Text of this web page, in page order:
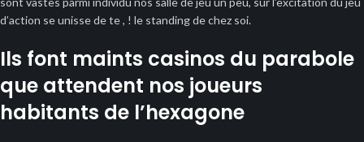
d’action se unisse de te , ! le standing de chez soi.
Ils font maints casinos du parabole
que attendent nos joueurs
habitants de l’hexagone